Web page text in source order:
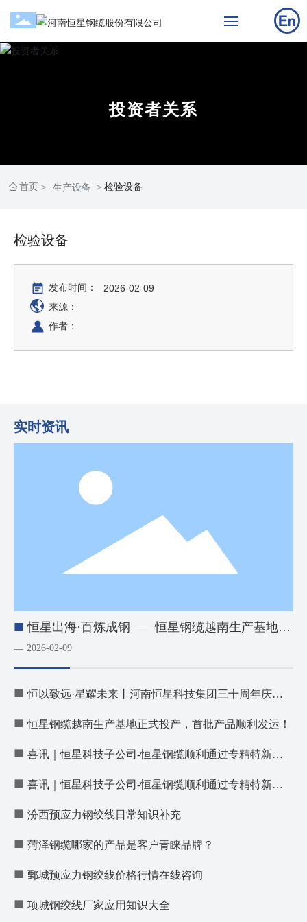
工程案例
投资者关系
首页 生产设备 检验设备
检验设备
发布时间： 2026-02-09
来源：
作者：
实时资讯
■ 恒星出海·百炼成钢——恒星钢缆越南生产基地试
机圆满成功
— 2026-02-09
■ 恒以致远·星耀未来丨河南恒星科技集团三十周年庆典
■ 恒星钢缆越南生产基地正式投产，首批产品顺利发运！
■ 喜讯｜恒星科技子公司-恒星钢缆顺利通过专精特新中
■ 喜讯｜恒星科技子公司-恒星钢缆顺利通过专精特新中
■ 汾西预应力钢绞线日常知识补充
■ 菏泽钢缆哪家的产品是客户青睐品牌？
■ 鄄城预应力钢绞线价格行情在线咨询
■ 项城钢绞线厂家应用知识大全